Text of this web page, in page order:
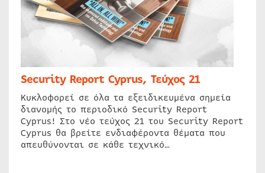
Security Report Cyprus, Τεύχος 21
Κυκλοφορεί σε όλα τα εξειδικευμένα σημεία
διανομής το περιοδικό Security Report
Cyprus! Στο νέο τεύχος 21 του Security Report
Cyprus θα βρείτε ενδιαφέροντα θέματα που
απευθύνονται σε κάθε τεχνικό…